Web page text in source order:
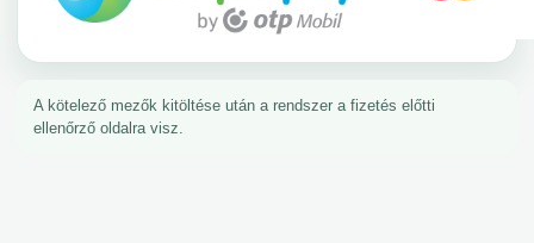
A kötelező mezők kitöltése után a rendszer a fizetés előtti
ellenőrző oldalra visz.